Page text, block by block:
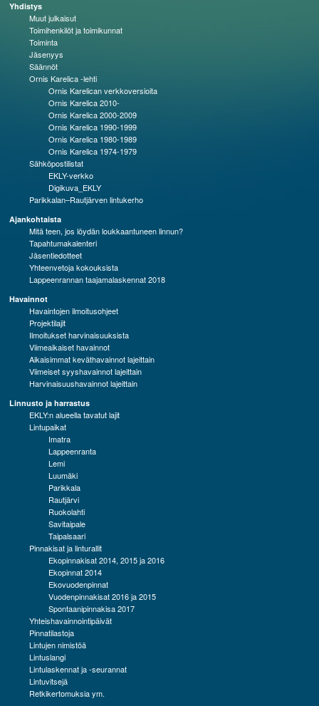
Yhdistys
Muut julkaisut
Toimihenkilöt ja toimikunnat
Toiminta
Jäsenyys
Säännöt
Ornis Karelica -lehti
Ornis Karelican verkkoversioita
Ornis Karelica 2010-
Ornis Karelica 2000-2009
Ornis Karelica 1990-1999
Ornis Karelica 1980-1989
Ornis Karelica 1974-1979
Sähköpostilistat
EKLY-verkko
Digikuva_EKLY
Parikkalan–Rautjärven lintukerho
Ajankohtaista
Mitä teen, jos löydän loukkaantuneen linnun?
Tapahtumakalenteri
Jäsentiedotteet
Yhteenvetoja kokouksista
Lappeenrannan taajamalaskennat 2018
Havainnot
Havaintojen ilmoitusohjeet
Projektilajit
Ilmoitukset harvinaisuuksista
Viimeaikaiset havainnot
Aikaisimmat keväthavainnot lajeittain
Viimeiset syyshavainnot lajeittain
Harvinaisuushavainnot lajeittain
Linnusto ja harrastus
EKLY:n alueella tavatut lajit
Lintupaikat
Imatra
Lappeenranta
Lemi
Luumäki
Parikkala
Rautjärvi
Ruokolahti
Savitaipale
Taipalsaari
Pinnakisat ja linturallit
Ekopinnakisat 2014, 2015 ja 2016
Ekopinnat 2014
Ekovuodenpinnat
Vuodenpinnakisat 2016 ja 2015
Spontaanipinnakisa 2017
Yhteishavainnointipäivät
Pinnatilastoja
Lintujen nimistöä
Lintuslangi
Lintulaskennat ja -seurannat
Lintuvitsejä
Retkikertomuksia ym.